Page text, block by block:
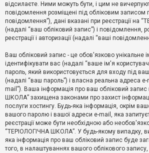
А
т
и
в
е
м
и
П
о
ш
у
відсилаєте. Ними можуть бути, і цим не
повідомлення розміщені під обліковим записом
повідомлення”), дані вказані при реєстрації на
(надалі “ваш обліковий запис”) і повідомлення,
реєстрації і авторизації (надалі “ваші
Ваш обліковий запис - це обов'язково унікальне
ідентифікувати вас (надалі “ваше ім'я
пароль, який використовується для входу під
(надалі “ваш пароль”) і власна реальна адреса
mail”). Ваша інформація про ваш обліковий
ШКОЛА” захищена законами про захист
послуги хостингу. Будь-яка інформація, окрім
вашого паролю і вашої адреси e-mail, яка
реєстрації може бути необхідною або
“ТЕРІОЛОГІЧНА ШКОЛА”. У будь-якому випадку,
яка інформація про ваш обліковий запис буде
того, в налаштуваннях вашого облікового